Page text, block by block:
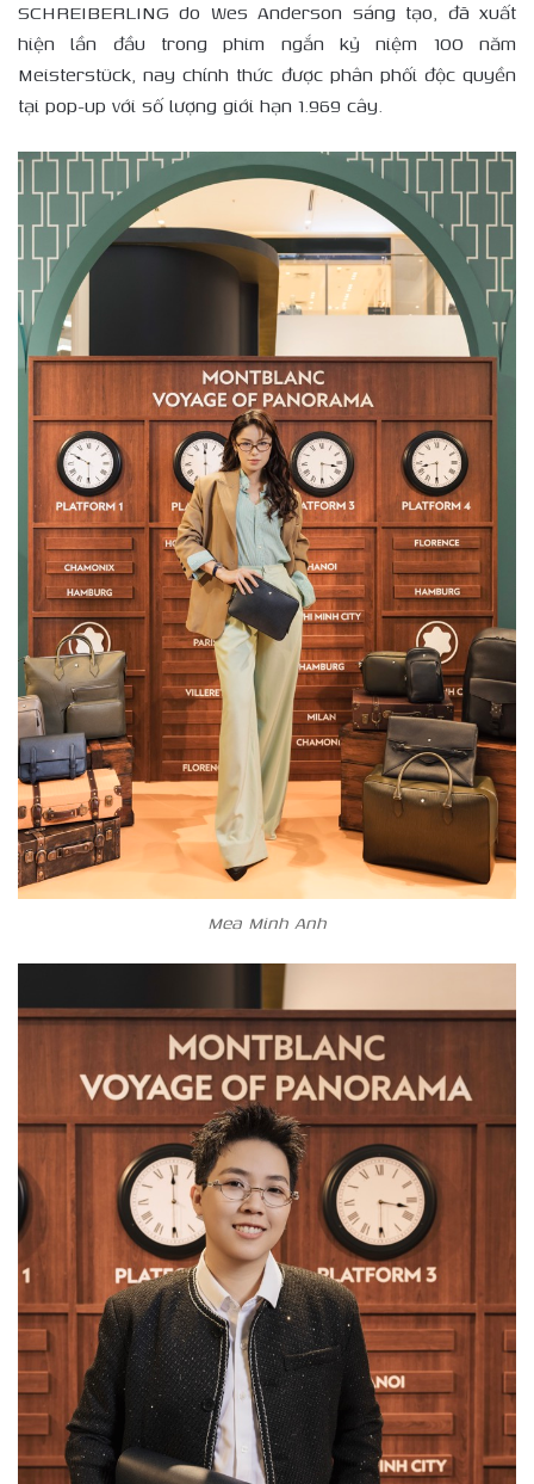
SCHREIBERLING do Wes Anderson sáng tạo, đã xuất
hiện lần đầu trong phim ngắn kỷ niệm 100 năm
Meisterstück, nay chính thức được phân phối độc quyền
tại pop-up với số lượng giới hạn 1.969 cây.
Mea Minh Anh